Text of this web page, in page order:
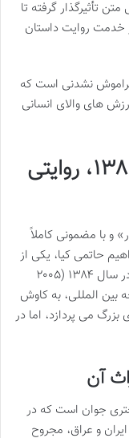
تأثیرگذار گرفته تا
خدمت روایت داستان
فراموش نشدنی است که
های والای انسانی
«به نام پدر» – محصول ۱۳۸۴، روایتی
و با مضمونی کاملاً
حاتمی کیا، یکی از
کارگردانان شناخته شده سینمای دفاع مقدس، در سال ۱۳۸۴ (۲۰۰۵
بین المللی، به کاوش
بزرگ می پردازد، اما در
آن
جوان است که در
و عراق، مجروح